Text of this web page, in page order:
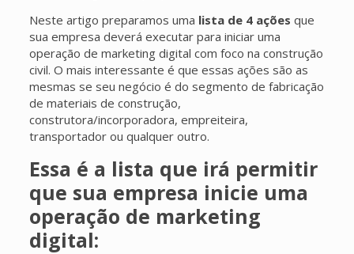
Neste artigo preparamos uma lista de 4 ações que
sua empresa deverá executar para iniciar uma
operação de marketing digital com foco na construção
civil. O mais interessante é que essas ações são as
mesmas se seu negócio é do segmento de fabricação
de materiais de construção,
construtora/incorporadora, empreiteira,
transportador ou qualquer outro.
Essa é a lista que irá permitir
que sua empresa inicie uma
operação de marketing
digital: